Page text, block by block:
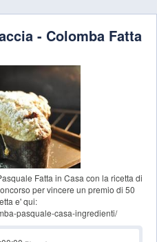
- Colomba Fatta
Fatta in Casa con la ricetta di
per vincere un premio di 50
e' qui:
pasquale-casa-ingredienti/